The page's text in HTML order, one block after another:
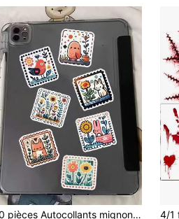
50 pièces Autocollants mignons d'animaux de dessin animé, Pack d'autocollants esthétiques créatifs, Convient pour téléphone, journal, valise, ordinateur portable, bouteille d'eau, etc., Cadeau exquis pour les vacances et les anniversaires, Décoration de journal de voyage